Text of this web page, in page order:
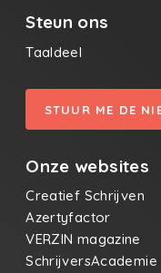
Steun ons
Taaldeel
STUUR ME DE
Onze websites
Creatief Schrijven
Azertyfactor
VERZIN magazine
SchrijversAcademie